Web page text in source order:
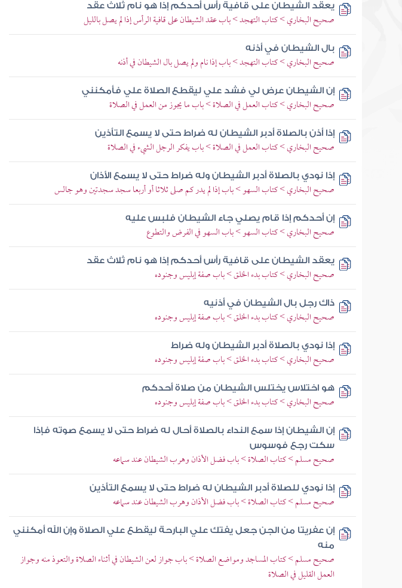
يعقد الشيطان على قافية رأس أحدكم إذا هو نام ثلاث عقد
صحيح البخاري > كتاب التهجد > باب عقد الشيطان على قافية الرأس إذا لم يصل بالليل
بال الشيطان في أذنه
صحيح البخاري > كتاب التهجد > باب إذا نام ولم يصل بال الشيطان في أذنه
إن الشيطان عرض لي فشد علي ليقطع الصلاة علي فأمكنني
صحيح البخاري > كتاب العمل في الصلاة > باب ما يجوز من العمل في الصلاة
إذا أذن بالصلاة أدبر الشيطان له ضراط حتى لا يسمع التأذين
صحيح البخاري > كتاب العمل في الصلاة > باب يفكر الرجل الشيء في الصلاة
إذا نودي بالصلاة أدبر الشيطان وله ضراط حتى لا يسمع الأذان
صحيح البخاري > كتاب السهو > باب إذا لم يدر كم صلى ثلاثا أو أربعا سجد سجدتين وهو جالس
إن أحدكم إذا قام يصلي جاء الشيطان فلبس عليه
صحيح البخاري > كتاب السهو > باب السهو في الفرض والتطوع
يعقد الشيطان على قافية رأس أحدكم إذا هو نام ثلاث عقد
صحيح البخاري > كتاب بدء الخلق > باب صفة إبليس وجنوده
ذاك رجل بال الشيطان في أذنيه
صحيح البخاري > كتاب بدء الخلق > باب صفة إبليس وجنوده
إذا نودي بالصلاة أدبر الشيطان وله ضراط
صحيح البخاري > كتاب بدء الخلق > باب صفة إبليس وجنوده
هو اختلاس يختلس الشيطان من صلاة أحدكم
صحيح البخاري > كتاب بدء الخلق > باب صفة إبليس وجنوده
إن الشيطان إذا سمع النداء بالصلاة أحال له ضراط حتى لا يسمع صوته فإذا
سكت رجع فوسوس
صحيح مسلم > كتاب الصلاة > باب فضل الأذان وهرب الشيطان عند سماعه
إذا نودي للصلاة أدبر الشيطان له ضراط حتى لا يسمع التأذين
صحيح مسلم > كتاب الصلاة > باب فضل الأذان وهرب الشيطان عند سماعه
إن عفريتا من الجن جعل يفتك علي البارحة ليقطع علي الصلاة وإن الله أمكنني
منه
صحيح مسلم > كتاب المساجد ومواضع الصلاة > باب جواز لعن الشيطان في أثناء الصلاة والتعوذ منه وجواز
العمل القليل في الصلاة